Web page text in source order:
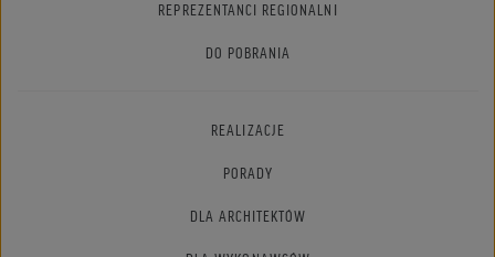
REPREZENTANCI REGIONALNI
DO POBRANIA
REALIZACJE
PORADY
DLA ARCHITEKTÓW